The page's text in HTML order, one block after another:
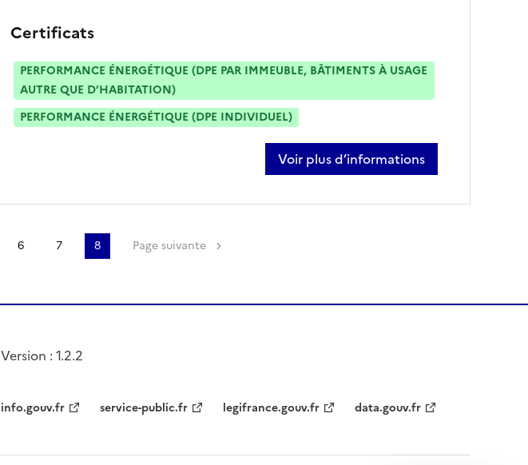
Certificats
PERFORMANCE ÉNERGÉTIQUE (DPE PAR IMMEUBLE, BÂTIMENTS À USAGE
AUTRE QUE D’HABITATION)
PERFORMANCE ÉNERGÉTIQUE (DPE INDIVIDUEL)
Voir plus d’informations
sur ritch lemangoye
6 7 8 Page suivante
Version : 1.2.2
info.gouv.fr service-public.fr legifrance.gouv.fr data.gouv.fr